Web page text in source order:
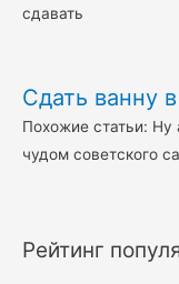
сдавать
Сдать ванну
Похожие статьи: Ну
чудом советского
Рейтинг